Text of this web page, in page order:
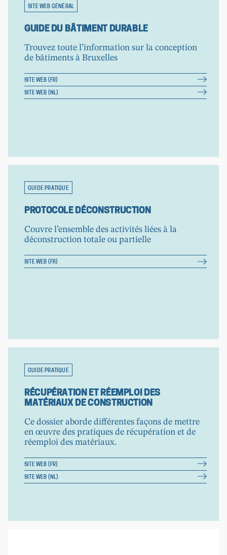
SITE WEB GÉNÉRAL
GUIDE DU BÂTIMENT DURABLE
Trouvez toute l’information sur la conception
de bâtiments à Bruxelles
SITE WEB (FR)
SITE WEB (NL)
GUIDE PRATIQUE
PROTOCOLE DÉCONSTRUCTION
Couvre l’ensemble des activités liées à la
déconstruction totale ou partielle
SITE WEB (FR)
GUIDE PRATIQUE
RÉCUPÉRATION ET RÉEMPLOI DES
MATÉRIAUX DE CONSTRUCTION
Ce dossier aborde différentes façons de mettre
en œuvre des pratiques de récupération et de
réemploi des matériaux.
SITE WEB (FR)
SITE WEB (NL)